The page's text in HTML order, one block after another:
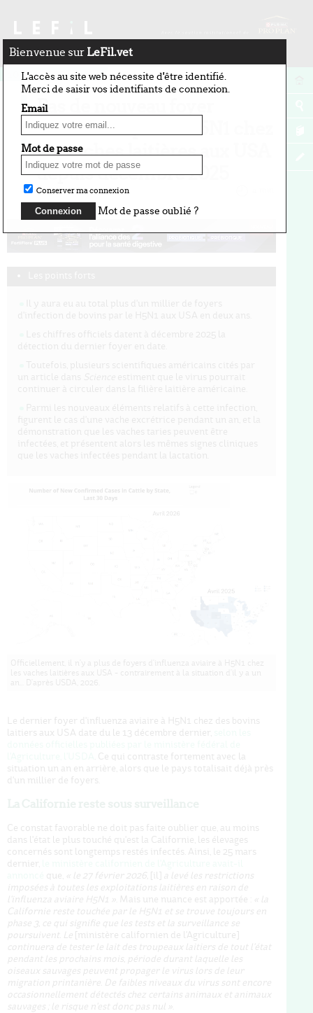
Bienvenue sur LeFil.vet
L'accès au site web nécessite d'être identifié.
Merci de saisir vos identifiants de connexion.
Email
Mot de passe
Conserver ma connexion
Mot de passe oublié ?
10 avril 2026
Pas de nouveau foyer
d'infection par le H5N1 chez
les vaches laitières aux USA
depuis décembre 2025
par Vincent Dedet
Le dernier foyer d'influenza aviaire à H5N1 chez des bovins
laitiers aux USA date du le 13 décembre dernier,
. Ce qui contraste fortement avec la
situation un an en arrière, alors que le pays totalisait déjà près
d'un millier de foyers.
Ce constat favorable ne doit pas faite oublier que, au moins
dans l'état le plus touché qu'est la Californie, les élevages
concernés sont longtemps restés infectés. Ainsi, le 25 mars
dernier,
que, « le 27 février 2026, [il] a levé les restrictions
imposées à toutes les exploitations laitières en raison de
l'influenza aviaire H5N1 » . Mais une nuance est apportée :
« la
Californie reste touchée par le H5N1 et se trouve toujours en
phase 3, ce qui signifie que les tests et la surveillance se
poursuivent. Le
[ministère californien de l'Agriculture]
continuera de tester le lait des troupeaux laitiers de tout l'état
pendant les prochains mois, période durant laquelle les
oiseaux sauvages peuvent propager le virus lors de leur
migration printanière.
De faibles niveaux du virus sont encore
occasionnellement détectés chez certains animaux et animaux
sauvages ; le risque n'est donc pas nul »